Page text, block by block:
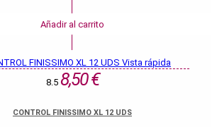
Añadir al carrito
Vista rápida
8.5 8,50 €
CONTROL FINISSIMO XL 12 UDS